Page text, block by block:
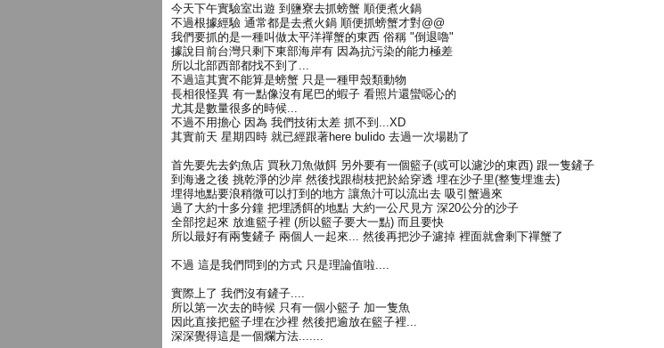
今天下午實驗室出遊 到鹽寮去抓螃蟹 順便煮火鍋
不過根據經驗 通常都是去煮火鍋 順便抓螃蟹才對@@
我們要抓的是一種叫做太平洋禪蟹的東西 俗稱 "倒退嚕"
據說目前台灣只剩下東部海岸有 因為抗污染的能力極差
所以北部西部都找不到了...
不過這其實不能算是螃蟹 只是一種甲殼類動物
長相很怪異 有一點像沒有尾巴的蝦子 看照片還蠻噁心的
尤其是數量很多的時候...
不過不用擔心 因為 我們技術太差 抓不到...XD
其實前天 星期四時 就已經跟著here bulido 去過一次場勘了
首先要先去釣魚店 買秋刀魚做餌 另外要有一個籃子(或可以濾沙的東西) 跟一隻鏟子
到海邊之後 挑乾淨的沙岸 然後找跟樹枝把於給穿透 埋在沙子里(整隻埋進去)
埋得地點要浪稍微可以打到的地方 讓魚汁可以流出去 吸引蟹過來
過了大約十多分鐘 把埋誘餌的地點 大約一公尺見方 深20公分的沙子
全部挖起來 放進籃子裡 (所以籃子要大一點) 而且要快
所以最好有兩隻鏟子 兩個人一起來... 然後再把沙子濾掉 裡面就會剩下禪蟹了
不過 這是我們問到的方式 只是理論值啦....
實際上了 我們沒有鏟子....
所以第一次去的時候 只有一個小籃子 加一隻魚
因此直接把籃子埋在沙裡 然後把逾放在籃子裡...
深深覺得這是一個爛方法.......